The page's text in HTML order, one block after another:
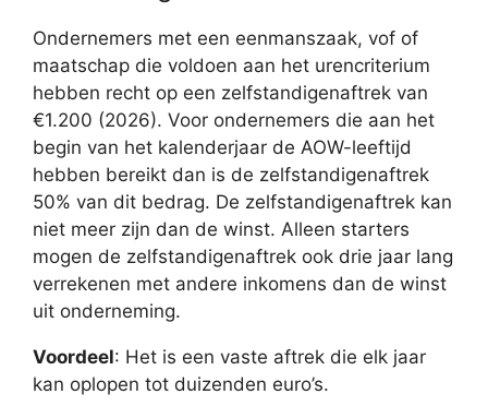
Ondernemers met een eenmanszaak, vof of
maatschap die voldoen aan het urencriterium
hebben recht op een zelfstandigenaftrek van
€1.200 (2026). Voor ondernemers die aan het
begin van het kalenderjaar de AOW-leeftijd
hebben bereikt dan is de zelfstandigenaftrek
50% van dit bedrag. De zelfstandigenaftrek kan
niet meer zijn dan de winst. Alleen starters
mogen de zelfstandigenaftrek ook drie jaar lang
verrekenen met andere inkomens dan de winst
uit onderneming.
Voordeel: Het is een vaste aftrek die elk jaar
kan oplopen tot duizenden euro’s.